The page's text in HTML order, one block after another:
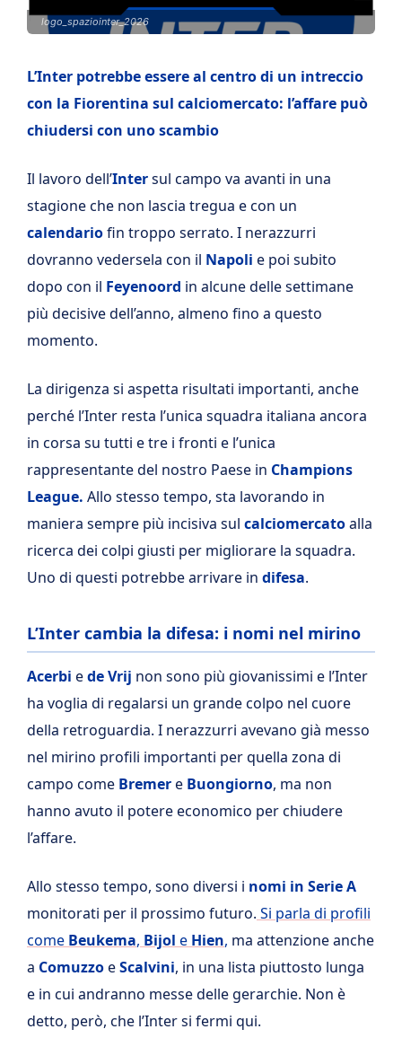
logo_spaziointer_2026
L’Inter potrebbe essere al centro di un intreccio
con la Fiorentina sul calciomercato: l’affare può
chiudersi con uno scambio
Il lavoro dell’Intersul campo va avanti in una
stagione che non lascia tregua e con un
calendariofin troppo serrato. I nerazzurri
dovranno vedersela con il Napoli e poi subito
dopo con il Feyenoord in alcune delle settimane
più decisive dell’anno, almeno fino a questo
momento.
La dirigenza si aspetta risultati importanti, anche
perché l’Inter resta l’unica squadra italiana ancora
in corsa su tutti e tre i fronti e l’unica
rappresentante del nostro Paese in Champions
League. Allo stesso tempo, sta lavorando in
maniera sempre più incisiva sul calciomercatoalla
ricerca dei colpi giusti per migliorare la squadra.
Uno di questi potrebbe arrivare in difesa.
L’Inter cambia la difesa: i nomi nel mirino
Acerbi ede Vrij non sono più giovanissimi e l’Inter
ha voglia di regalarsi un grande colpo nel cuore
della retroguardia. I nerazzurri avevano già messo
nel mirino profili importanti per quella zona di
campo come Bremere Buongiorno, ma non
hanno avuto il potere economico per chiudere
l’affare.
Allo stesso tempo, sono diversi i nomi in Serie A
monitorati per il prossimo futuro. Si parla di profili
come Beukema, Bijol e Hien, ma attenzione anche
a ComuzzoeScalvini, in una lista piuttosto lunga
e in cui andranno messe delle gerarchie. Non è
detto, però, che l’Inter si fermi qui.